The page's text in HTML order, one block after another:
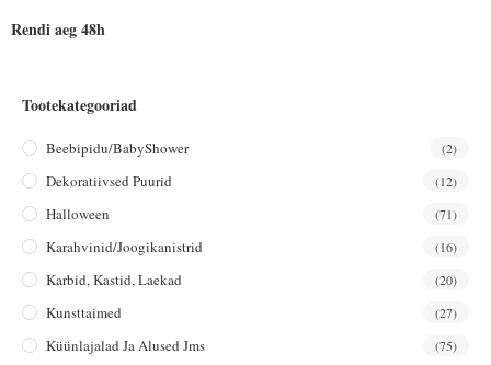
Rendi aeg 48h
Tootekategooriad
Beebipidu/BabyShower (2)
Dekoratiivsed Puurid (12)
Halloween (71)
Karahvinid/joogikanistrid (16)
Karbid, Kastid, Laekad (20)
Kunsttaimed (27)
Küünlajalad Ja Alused Jms (75)